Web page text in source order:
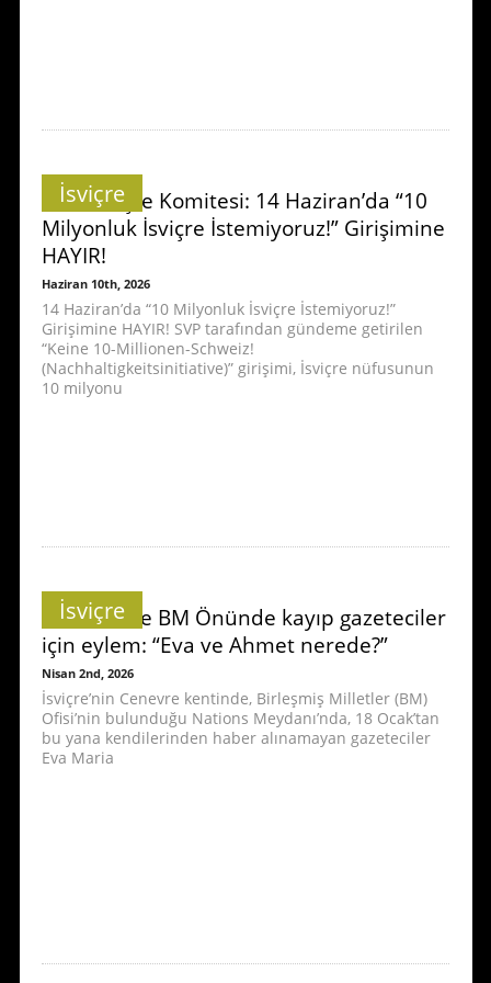
İsviçre
ATİK İsviçre Komitesi: 14 Haziran’da “10
Milyonluk İsviçre İstemiyoruz!” Girişimine
HAYIR!
Haziran 10th, 2026
14 Haziran’da “10 Milyonluk İsviçre İstemiyoruz!”
Girişimine HAYIR! SVP tarafından gündeme getirilen
“Keine 10-Millionen-Schweiz!
(Nachhaltigkeitsinitiative)” girişimi, İsviçre nüfusunun
10 milyonu
İsviçre
Cenevre’de BM Önünde kayıp gazeteciler
için eylem: “Eva ve Ahmet nerede?”
Nisan 2nd, 2026
İsviçre’nin Cenevre kentinde, Birleşmiş Milletler (BM)
Ofisi’nin bulunduğu Nations Meydanı’nda, 18 Ocak’tan
bu yana kendilerinden haber alınamayan gazeteciler
Eva Maria